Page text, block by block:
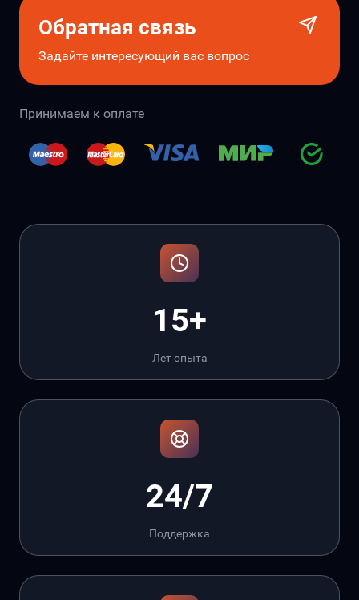
Обратная связь
Задайте интересующий вас вопрос
Принимаем к оплате
15+
Лет опыта
24/7
Поддержка